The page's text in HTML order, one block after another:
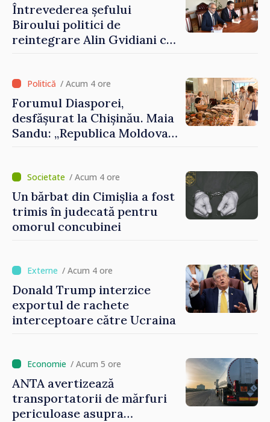
Întrevederea șefului
Biroului politici de
reintegrare Alin Gvidiani cu
Crucii Roșii în Moldova
/ Acum 4 ore
Forumul Diasporei,
desfășurat la Chișinău. Maia
Sandu: „Republica Moldova
rol important în promovarea
și susținerea acestui
parcurs”
/ Acum 4 ore
Un bărbat din Cimișlia a fost
trimis în judecată pentru
omorul concubinei
/ Acum 4 ore
Donald Trump interzice
exportul de rachete
interceptoare către Ucraina
/ Acum 5 ore
ANTA avertizează
transportatorii de mărfuri
periculoase asupra